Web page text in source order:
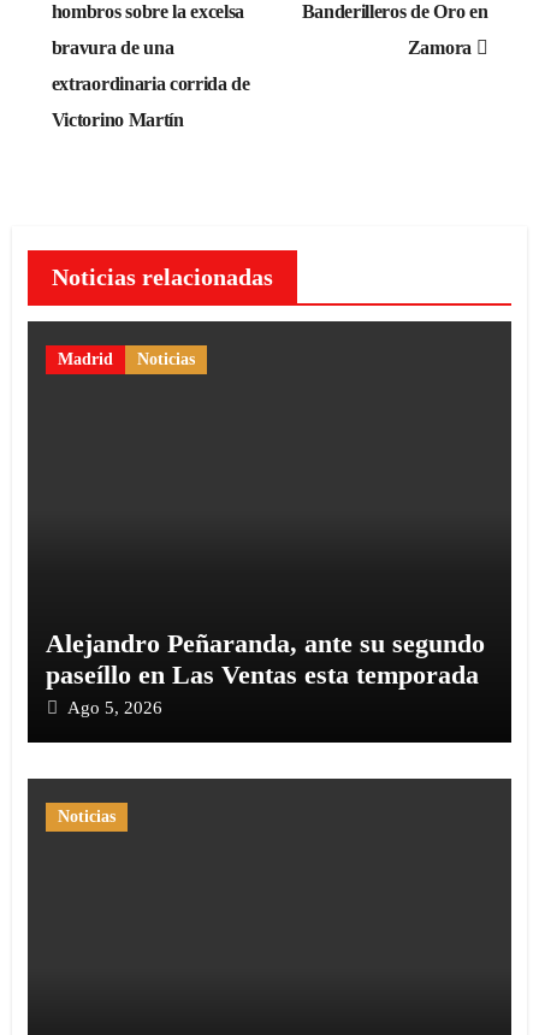
entradas
hombros sobre la excelsa
bravura de una
extraordinaria corrida de
Victorino Martín
Banderilleros de Oro en
Zamora
Noticias relacionadas
Madrid Noticias
Alejandro Peñaranda, ante su segundo
paseíllo en Las Ventas esta temporada
Ago 5, 2026
Noticias